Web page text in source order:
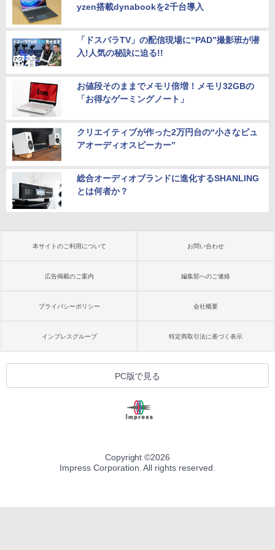
yzen搭載dynabookを2千台導入
「ドスパラTV」の配信現場に“PAD”撮影班が潜
入!人気の秘訣に迫る!!
お値段そのままでメモリ倍増！メモリ32GBの
「お得なゲーミングノート」
クリエイティブが作った2万円台の“小さなピュ
アオーディオスピーカー”
総合オーディオブランドに進化するSHANLING
とは何者か？
本サイトのご利用について お問い合わせ
広告掲載のご案内 編集部へのご連絡
プライバシーポリシー 会社概要
インプレスグループ 特定商取引法に基づく表示
PC版で見る
Copyright ©2026
Impress Corporation. All rights reserved.